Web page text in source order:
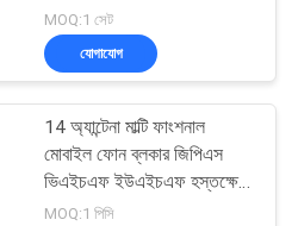
জ্যামার
MOQ:1 সেট
যোগাযোগ
14 অ্যান্টেনা মাল্টি ফাংশনাল
মোবাইল ফোন ব্লকার জিপিএস
ভিএইচএফ ইউএইচএফ হস্তক্ষেপ
5-80m
MOQ:1 পিসি